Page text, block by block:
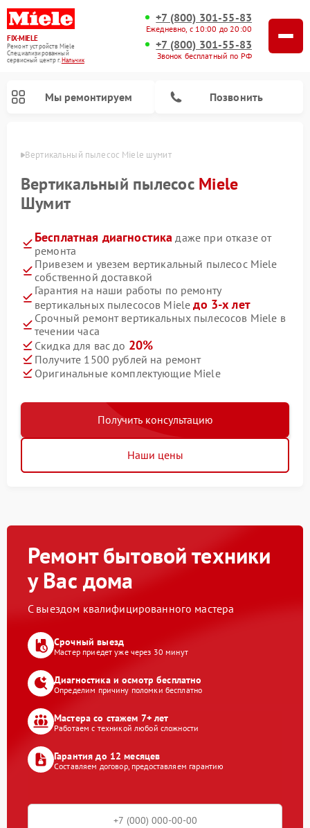
FIX-MIELE
Ремонт устройств Miele
Специализированный
cервисный центр г.Нальчик
+7 (800) 301-55-83
Ежедневно, с 10:00 до 20:00
+7 (800) 301-55-83
Звонок бесплатный по РФ
Мы ремонтируем Позвонить
Вертикальный пылесос Miele шумит
Вертикальный пылесос Miele
Шумит
Бесплатная диагностика даже при отказе от
ремонта
Привезем и увезем вертикальный пылесос Miele
собственной доставкой
Гарантия на наши работы по ремонту
вертикальных пылесосов Mieleдо 3-х лет
Срочный ремонт вертикальных пылесосов Miele в
течении часа
Скидка для вас до 20%
Получите 1500 рублей на ремонт
Оригинальные комплектующие Miele
Получить консультацию
Наши цены
Ремонт бытовой техники
у Вас дома
С выездом квалифицированного мастера
Срочный выезд
Мастер приедет уже через 30 минут
Диагностика и осмотр бесплатно
Определим причину поломки бесплатно
Мастера со стажем 7+ лет
Работаем с техникой любой сложности
Гарантия до 12 месяцев
Составляем договор, предоставляем гарантию